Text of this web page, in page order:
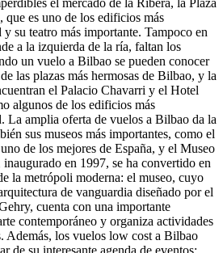
es uno de los edificios más
su teatro más importante. Tampoco en
a la izquierda de la ría, faltan los
un vuelo a Bilbao se pueden conocer
las plazas más hermosas de Bilbao, y la
el Palacio Chavarri y el Hotel
algunos de los edificios más
La amplia oferta de vuelos a Bilbao da la
sus museos más importantes, como el
de los mejores de España, y el Museo
en 1997, se ha convertido en
la metrópoli moderna: el museo, cuyo
de vanguardia diseñado por el
cuenta con una importante
contemporáneo y organiza actividades
Además, los vuelos low cost a Bilbao
de su interesante agenda de eventos: